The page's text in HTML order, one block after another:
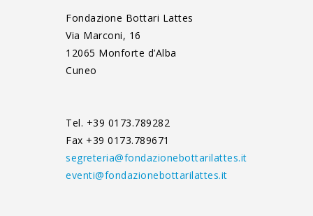
Fondazione Bottari Lattes
Via Marconi, 16
12065 Monforte d’Alba
Cuneo
Tel. +39 0173.789282
Fax +39 0173.789671
segreteria@fondazionebottarilattes.it
eventi@fondazionebottarilattes.it